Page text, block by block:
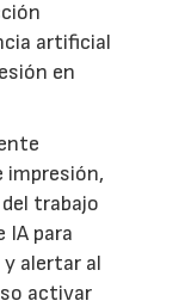
artificial
en
impresión,
trabajo
para
alertar al
activar